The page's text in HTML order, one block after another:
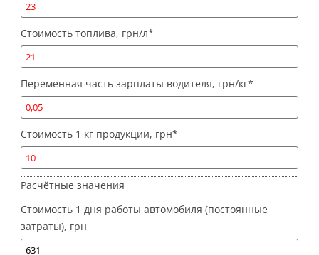
Стоимость топлива, грн/л*
Переменная часть зарплаты водителя, грн/кг*
Стоимость 1 кг продукции, грн*
Расчётные значения
Стоимость 1 дня работы автомобиля (постоянные
затраты), грн